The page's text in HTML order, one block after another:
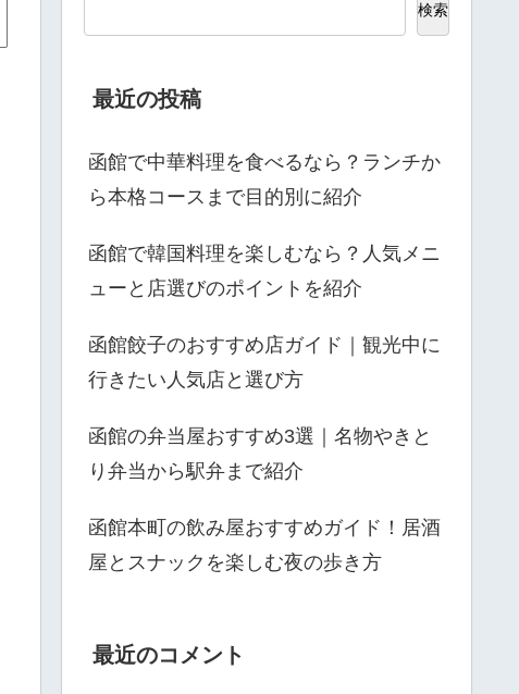
検索
最近の投稿
函館で中華料理を食べるなら？ランチか
ら本格コースまで目的別に紹介
函館で韓国料理を楽しむなら？人気メニ
ューと店選びのポイントを紹介
函館餃子のおすすめ店ガイド｜観光中に
行きたい人気店と選び方
函館の弁当屋おすすめ3選｜名物やきと
り弁当から駅弁まで紹介
函館本町の飲み屋おすすめガイド！居酒
屋とスナックを楽しむ夜の歩き方
最近のコメント